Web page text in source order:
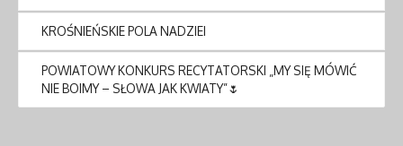
KROŚNIEŃSKIE POLA NADZIEI
POWIATOWY KONKURS RECYTATORSKI „MY SIĘ MÓWIĆ
NIE BOIMY – SŁOWA JAK KWIATY”🌷